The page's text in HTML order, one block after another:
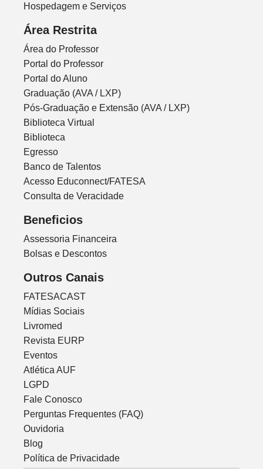
Hospedagem e Serviços
Área Restrita
Área do Professor
Portal do Professor
Portal do Aluno
Graduação (AVA / LXP)
Pós-Graduação e Extensão (AVA / LXP)
Biblioteca Virtual
Biblioteca
Egresso
Banco de Talentos
Acesso Educonnect/FATESA
Consulta de Veracidade
Beneficios
Assessoria Financeira
Bolsas e Descontos
Outros Canais
FATESACAST
Mídias Sociais
Livromed
Revista EURP
Eventos
Atlética AUF
LGPD
Fale Conosco
Perguntas Frequentes (FAQ)
Ouvidoria
Blog
Política de Privacidade